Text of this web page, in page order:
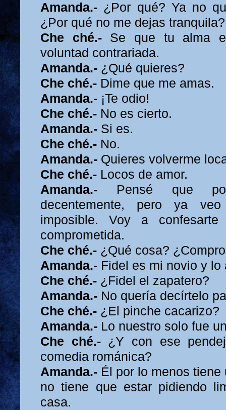
Amanda.- ¿Por qué? Ya no
¿Por qué no me dejas tranquila?
Che ché.- Se que tu alma
voluntad contrariada.
Amanda.- ¿Qué quieres?
Che ché.- Dime que me amas.
Amanda.- ¡Te odio!
Che ché.- No es cierto.
Amanda.- Si es.
Che ché.- No.
Amanda.- Quieres volverme
Che ché.- Locos de amor.
Amanda.- Pensé que
decentemente, pero ya
imposible. Voy a
comprometida.
Che ché.- ¿Qué cosa?
Amanda.- Fidel es mi novio y lo
Che ché.- ¿Fidel el zapatero?
Amanda.- No quería decírtelo
Che ché.- ¿El pinche cacarizo?
Amanda.- Lo nuestro solo fue
Che ché.-¿Y con ese
comedia románica?
Amanda.- Él por lo menos
no tiene que estar pidiendo
casa.